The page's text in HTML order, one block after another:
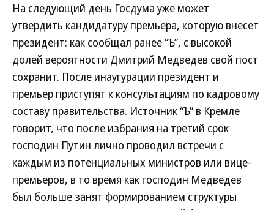
На следующий день Госдума уже может
утвердить кандидатуру премьера, которую внесет
президент: как сообщал ранее “Ъ”, с высокой
долей вероятности Дмитрий Медведев свой пост
сохранит. После инаугурации президент и
премьер приступят к консультациям по кадровому
составу правительства. Источник “Ъ” в Кремле
говорит, что после избрания на третий срок
господин Путин лично проводил встречи с
каждым из потенциальных министров или вице-
премьеров, в то время как господин Медведев
был больше занят формированием структуры